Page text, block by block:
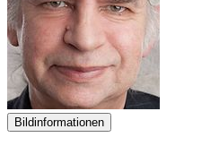
Bildinformationen